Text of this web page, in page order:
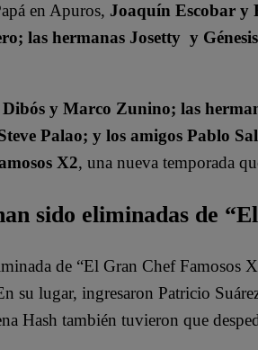
en Apuros, Joaquín Escobar y
las hermanas Josetty y
Dibós y Marco Zunino; las
Palao; y los amigos Pablo
X2, una nueva temporada
sido eliminadas de
de “El Gran Chef Famosos
su lugar, ingresaron Patricio
Hash también tuvieron que